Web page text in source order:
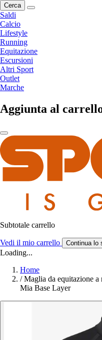
Cerca
Saldi
Calcio
Lifestyle
Running
Equitazione
Escursioni
Altri Sport
Outlet
Marche
Aggiunta al
Subtotale carrello
Vedi il mio carrello Continua lo
Loading...
Home
/ Maglia da equitazione
Mia Base Layer